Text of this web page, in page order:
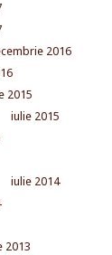
2016
2015
iulie 2015
iulie 2014
2013